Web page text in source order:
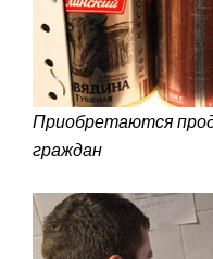
Приобретаются
граждан